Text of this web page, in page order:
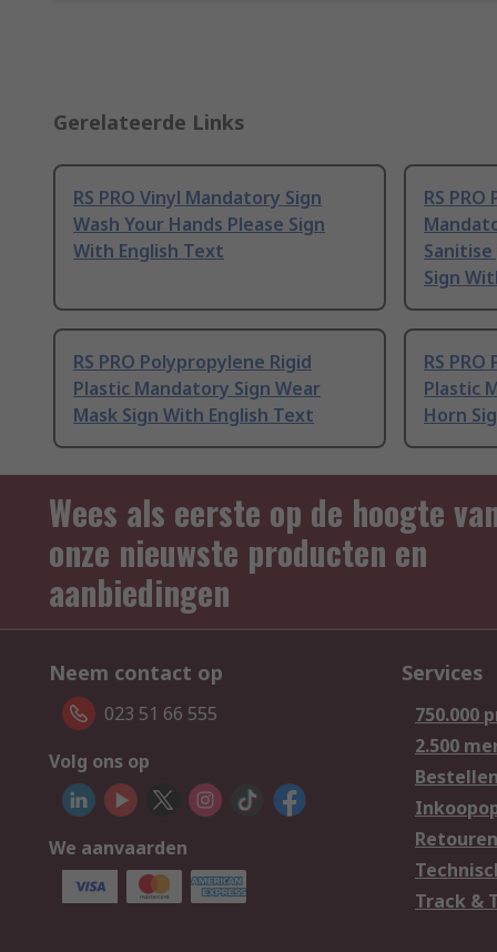
Gerelateerde Links
RS PRO Vinyl Mandatory Sign
Wash Your Hands Please Sign
With English Text
RS
Sign
RS PRO Polypropylene Rigid
Plastic Mandatory Sign Wear
Mask Sign With English Text
RS
Plastic
Horn
Wees als eerste op de hoogte
onze nieuwste producten en
aanbiedingen
Neem contact op
023 51 66 555
Volg ons op
We aanvaarden
Services
750.000
2.500
Bestellen
Retouren
Track &